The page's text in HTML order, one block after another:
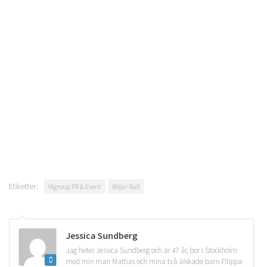
Etiketter: Mgroup PR & Event Röjar-Ralf
Jessica Sundberg
Jag heter Jessica Sundberg och är 47 år, bor i Stockholm
med min man Mattias och mina två älskade barn Filippa